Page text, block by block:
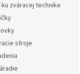
zváracej technike
stroje